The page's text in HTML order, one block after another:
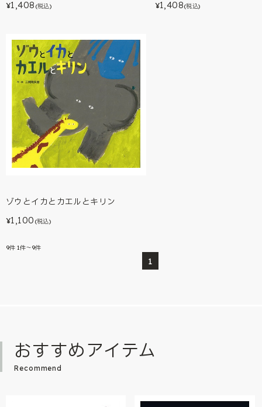
¥1,408 (税込) ¥1,408(税込)
ゾウとイカとカエルとキリン
¥1,100 (税込)
9件 1件～9件
1
おすすめアイテム
Recommend